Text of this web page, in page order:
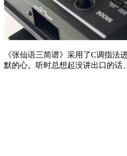
《张仙语三简谱》采用了C调指
默的心。听时总想起没讲出口的话